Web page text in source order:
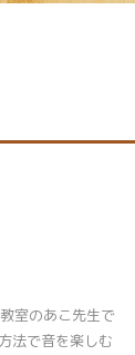
室のあこ先生で
法で音を楽しむ